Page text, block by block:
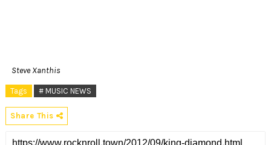
Steve Xanthis
Tags # MUSIC NEWS
Share This